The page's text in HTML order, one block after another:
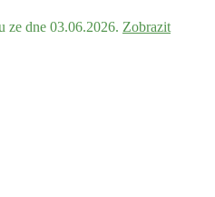
ze dne 03.06.2026. Zobrazit